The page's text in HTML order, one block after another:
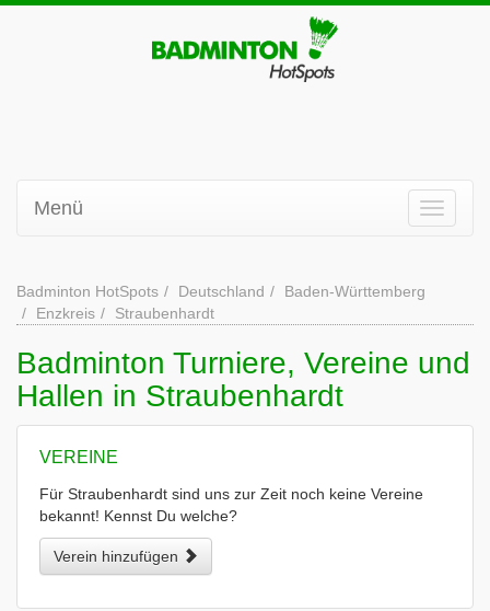
Menü
Badminton HotSpots Deutschland
Baden-Württemberg
Enzkreis
Straubenhardt
Badminton Turniere, Vereine und
Hallen in Straubenhardt
VEREINE
Für Straubenhardt sind uns zur Zeit noch keine Vereine
bekannt! Kennst Du welche?
Verein hinzufügen